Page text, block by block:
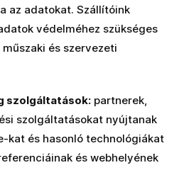
az adatokat. Szállítóink
védelméhez szükséges
és szervezeti
szolgáltatások: partnerek,
szolgáltatásokat nyújtanak
kat és hasonló technológiákat
és webhelyének